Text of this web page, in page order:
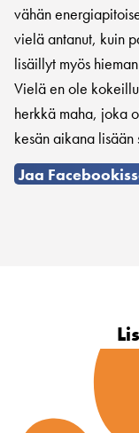
vähän
vielä antanut, kuin
lisäillyt myös
Vielä en ole
herkkä maha, joka
kesän aikana lisään
Jaa